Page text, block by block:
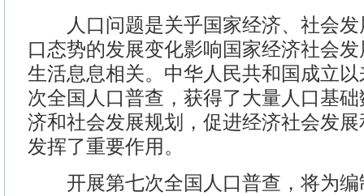
人口问题是关乎国家经济、社会发
口态势的发展变化影响国家经济社会
生活息息相关。中华人民共和国成立
次全国人口普查，获得了大量人口基
济和社会发展规划，促进经济社会发
发挥了重要作用。
开展第七次全国人口普查，将为编